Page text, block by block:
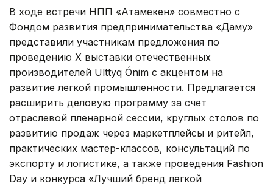
В ходе встречи НПП «Атамекен» совместно с
Фондом развития предпринимательства «Даму»
представили участникам предложения по
проведению X выставки отечественных
производителей Ulttyq Ónim с акцентом на
развитие легкой промышленности. Предлагается
расширить деловую программу за счет
отраслевой пленарной сессии, круглых столов по
развитию продаж через маркетплейсы и ритейл,
практических мастер-классов, консультаций по
экспорту и логистике, а также проведения Fashion
Day и конкурса «Лучший бренд легкой